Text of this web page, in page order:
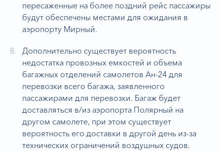
пересаженные на более поздний рейс пассажиры
будут обеспечены местами для ожидания в
аэропорту Мирный.
Дополнительно существует вероятность
недостатка провозных емкостей и объема
багажных отделений самолетов Ан-24 для
перевозки всего багажа, заявленного
пассажирами для перевозки. Багаж будет
доставляться в/из аэропорта Полярный на
другом самолете, при этом существует
вероятность его доставки в другой день из-за
технических ограничений воздушных судов.